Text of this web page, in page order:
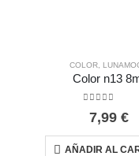
COLOR,
Color n13
7,99 €
AÑADIR AL